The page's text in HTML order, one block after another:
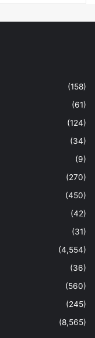
(158)
(61)
(124)
(34)
(9)
(270)
(450)
(42)
(31)
(4,554)
(36)
(560)
(245)
(8,565)